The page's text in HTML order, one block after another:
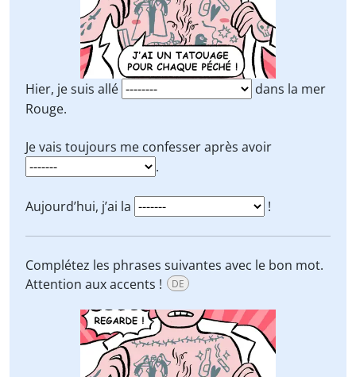
Hier, je suis allé
dans la mer
Rouge.
Je vais toujours me confesser après avoir
.
Aujourd’hui, j’ai la !
Complétez les phrases suivantes avec le bon mot.
Attention aux accents !
DE